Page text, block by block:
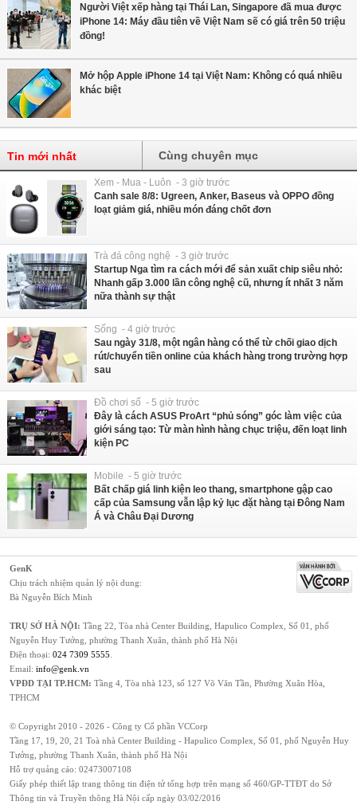
Người Việt xếp hàng tại Thái Lan, Singapore đã mua được
iPhone 14: Máy đầu tiên về Việt Nam sẽ có giá trên 50 triệu
đồng!
Mở hộp Apple iPhone 14 tại Việt Nam: Không có quá nhiều
khác biệt
Tin mới nhất Cùng chuyên mục
Xem - Mua - Luôn - 3 giờ trước
Canh sale 8/8: Ugreen, Anker, Baseus và OPPO đồng
loạt giảm giá, nhiều món đáng chốt đơn
Trà đá công nghệ - 3 giờ trước
Startup Nga tìm ra cách mới để sản xuất chip siêu nhỏ:
Nhanh gấp 3.000 lần công nghệ cũ, nhưng ít nhất 3 năm
nữa thành sự thật
Sống - 4 giờ trước
Sau ngày 31/8, một ngân hàng có thể từ chối giao dịch
rút/chuyển tiền online của khách hàng trong trường hợp
sau
Đồ chơi số - 5 giờ trước
Đây là cách ASUS ProArt “phủ sóng” góc làm việc của
giới sáng tạo: Từ màn hình hàng chục triệu, đến loạt linh
kiện PC
Mobile - 5 giờ trước
Bất chấp giá linh kiện leo thang, smartphone gập cao
cấp của Samsung vẫn lập kỷ lục đặt hàng tại Đông Nam
Á và Châu Đại Dương
GenK
Chịu trách nhiệm quản lý nội dung:
Bà Nguyễn Bích Minh
TRỤ SỞ HÀ NỘI: Tầng 22, Tòa nhà Center Building, Hapulico Complex, Số 01, phố
Nguyễn Huy Tưởng, phường Thanh Xuân, thành phố Hà Nội
Điện thoại: 024 7309 5555
Email: info@genk.vn
VPĐD TẠI TP.HCM: Tầng 4, Tòa nhà 123, số 127 Võ Văn Tần, Phường Xuân Hòa,
TPHCM
© Copyright 2010 - 2026 - Công ty Cổ phần VCCorp
Tầng 17, 19, 20, 21 Toà nhà Center Building - Hapulico Complex, Số 01, phố Nguyễn Huy
Tưởng, phường Thanh Xuân, thành phố Hà Nội
Hỗ trợ quảng cáo: 02473007108
Giấy phép thiết lập trang thông tin điện tử tổng hợp trên mạng số 460/GP-TTĐT do Sở
Thông tin và Truyền thông Hà Nội cấp ngày 03/02/2016